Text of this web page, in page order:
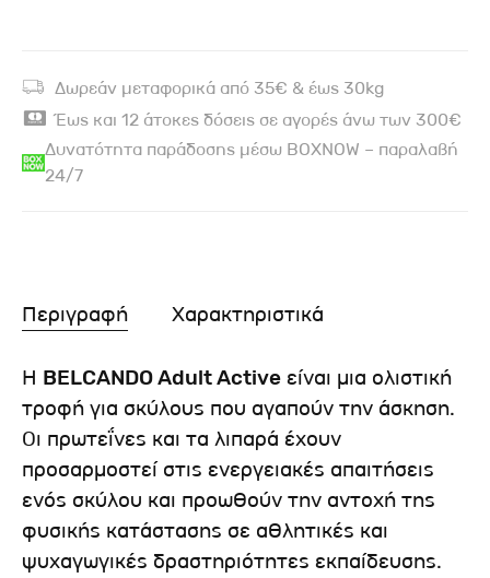
Δωρεάν μεταφορικά από 35€ & έως 30kg
Έως και 12 άτοκες δόσεις σε αγορές άνω των 300€
Δυνατότητα παράδοσης μέσω BOXNOW – παραλαβή
24/7
Περιγραφή Χαρακτηριστικά
Η BELCANDO Adult Active είναι μια ολιστική
τροφή για σκύλους που αγαπούν την άσκηση.
Oι πρωτεΐνες και τα λιπαρά έχουν
προσαρμοστεί στις ενεργειακές απαιτήσεις
ενός σκύλου και προωθούν την αντοχή της
φυσικής κατάστασης σε αθλητικές και
ψυχαγωγικές δραστηριότητες εκπαίδευσης.